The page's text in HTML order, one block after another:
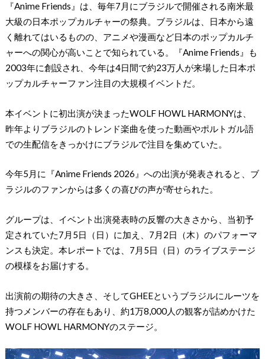
『Anime Friends』は、毎年7月にブラジルで開催される南米最
大級の日本ポップカルチャーの祭典。ブラジルは、日本から遠
く離れてはいるものの、アニメや漫画など日本のポップカルチ
ャーへの関心が高いことで知られている。『Anime Friends』も
2003年に創設され、今年は4日間で約23万人が来場した日本ポ
ップカルチャーファン注目の大規模イベントだ。
本イベントに初出演が決まったWOLF HOWL HARMONYは、
昨年よりブラジルのトレンド楽曲を使った動画やポルトガル語
での生配信をきっかけにブラジルで注⽬を集めていた。
今年5月に『Anime Friends 2026』への出演が発表されると、ブ
ラジルのファンからは多くの喜びの声が寄せられた。
グループは、イベント出演発表時の反響の大きさから、当初予
定されていた7月5日（日）に加え、7月2日（木）のパフォーマ
ンスも決定。本レポートでは、7月5日（日）のライブステージ
の模様をお届けする。
出演前の期待の大きさ、そしてGHEEというブラジルにルーツを
持つメンバーの存在もあり、約1万8,000人の観客が詰めかけた
WOLF HOWL HARMONYのステージ。